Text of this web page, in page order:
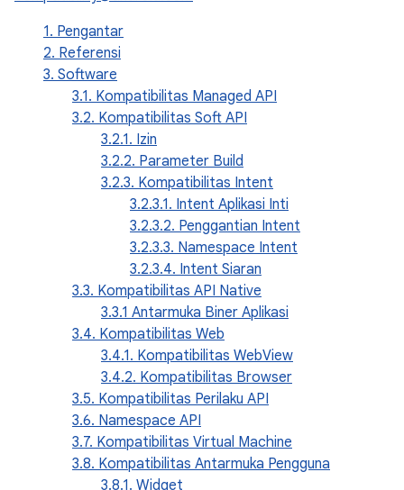
1. Pengantar
2. Referensi
3. Software
3.1. Kompatibilitas Managed API
3.2. Kompatibilitas Soft API
3.2.1. Izin
3.2.2. Parameter Build
3.2.3. Kompatibilitas Intent
3.2.3.1. Intent Aplikasi Inti
3.2.3.2. Penggantian Intent
3.2.3.3. Namespace Intent
3.2.3.4. Intent Siaran
3.3. Kompatibilitas API Native
3.3.1 Antarmuka Biner Aplikasi
3.4. Kompatibilitas Web
3.4.1. Kompatibilitas WebView
3.4.2. Kompatibilitas Browser
3.5. Kompatibilitas Perilaku API
3.6. Namespace API
3.7. Kompatibilitas Virtual Machine
3.8. Kompatibilitas Antarmuka Pengguna
3.8.1. Widget